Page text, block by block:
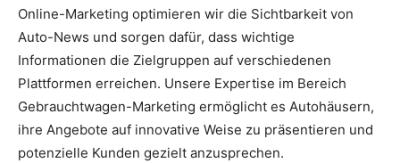
Online-Marketing optimieren wir die Sichtbarkeit von
Auto-News und sorgen dafür, dass wichtige
Informationen die Zielgruppen auf verschiedenen
Plattformen erreichen. Unsere Expertise im Bereich
Gebrauchtwagen-Marketing ermöglicht es Autohäusern,
ihre Angebote auf innovative Weise zu präsentieren und
potenzielle Kunden gezielt anzusprechen.